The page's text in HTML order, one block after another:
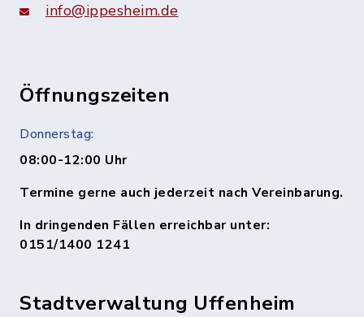
info@ippesheim.de
Öffnungszeiten
Donnerstag:
08:00-12:00 Uhr
Termine gerne auch jederzeit nach Vereinbarung.
In dringenden Fällen erreichbar unter:
0151/1400 1241
Stadtverwaltung Uffenheim